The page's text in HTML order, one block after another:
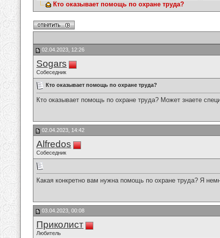
Кто оказывает помощь по охране труда?
02.04.2023, 12:26
Sogars
Собеседник
Кто оказывает помощь по охране труда?
Кто оказывает помощь по охране труда? Может знаете
02.04.2023, 14:42
Alfredos
Собеседник
Какая конкретно вам нужна помощь по охране труда? Я
03.04.2023, 00:08
Приколист
Любитель